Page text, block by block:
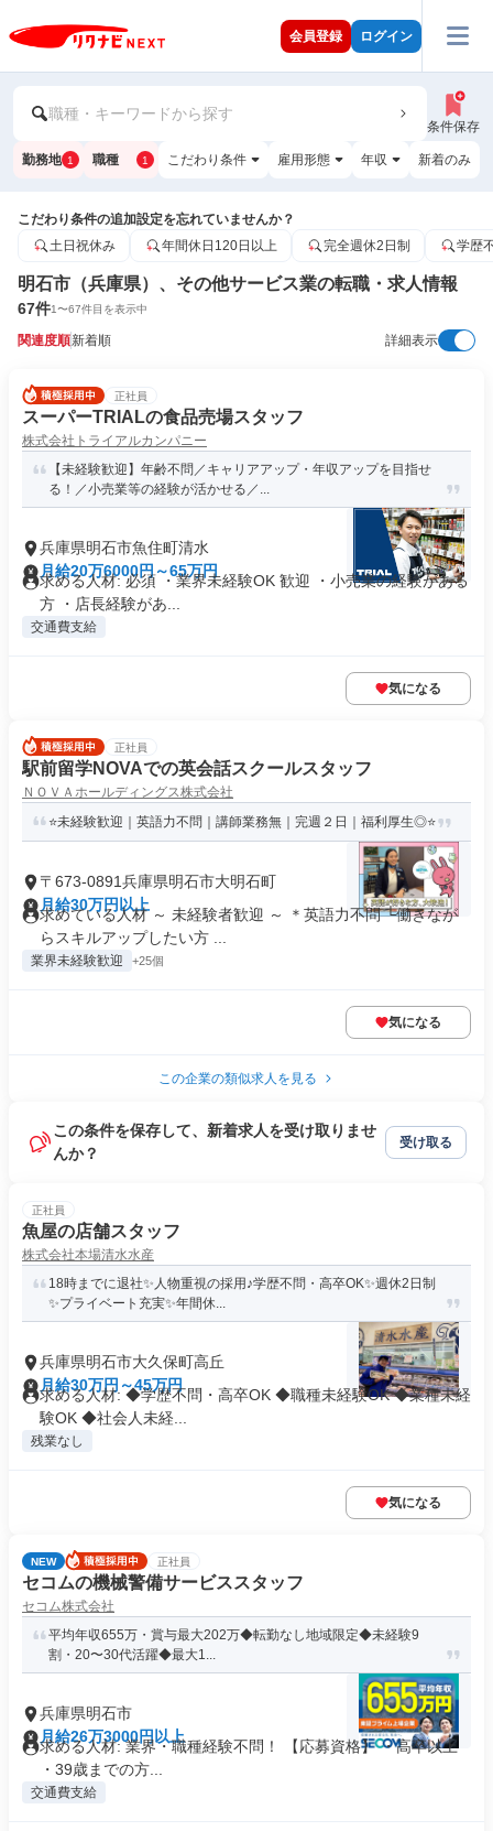
会員登録 ログイン
職種・キーワードから探す
条件保存
勤務地 1 職種 1 こだわり条件 雇用形態 年収 新着のみ
こだわり条件の追加設定を忘れていませんか？
土日祝休み
年間休日120日以上 完全週休2日制 学歴
明石市（兵庫県）、その他サービス業の転職・求人情報
67件1〜67件目を表示中
関連度順新着順 詳細表示
正社員
スーパーTRIALの食品売場スタッフ
株式会社トライアルカンパニー
【未経験歓迎】年齢不問／キャリアアップ・年収アップを目指せ
る！／小売業等の経験が活かせる／...
兵庫県明石市魚住町清水
月給20万6000円～65万円
求める人材: 必須 ・業界未経験OK 歓迎 ・小売業の経験がある
方 ・店長経験があ...
交通費支給
気になる
正社員
駅前留学NOVAでの英会話スクールスタッフ
ＮＯＶＡホールディングス株式会社
⭐未経験歓迎｜英語力不問｜講師業務無｜完週２日｜福利厚生◎⭐
〒673-0891兵庫県明石市大明石町
月給30万円以上
求めている人材 ～ 未経験者歓迎 ～ ＊英語力不問 └働きなが
らスキルアップしたい方 ...
業界未経験歓迎 +25個
気になる
この企業の類似求人を見る
この条件を保存して、新着求人を受け取りませ
んか？
受け取る
正社員
魚屋の店舗スタッフ
株式会社本場清水水産
18時までに退社✨人物重視の採用♪学歴不問・高卒OK✨週休2日制
✨プライベート充実✨年間休...
兵庫県明石市大久保町高丘
月給30万円～45万円
求める人材: ◆学歴不問・高卒OK ◆職種未経験OK ◆業種未経
験OK ◆社会人未経...
残業なし
気になる
NEW 正社員
セコムの機械警備サービススタッフ
セコム株式会社
平均年収655万・賞与最大202万◆転勤なし地域限定◆未経験9
割・20〜30代活躍◆最大1...
兵庫県明石市
月給26万3000円以上
求める人材: 業界・職種経験不問！ 【応募資格】 ・高卒以上
・39歳までの方...
交通費支給